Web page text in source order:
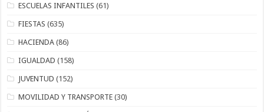
ESCUELAS INFANTILES (61)
FIESTAS (635)
HACIENDA (86)
IGUALDAD (158)
JUVENTUD (152)
MOVILIDAD Y TRANSPORTE (30)